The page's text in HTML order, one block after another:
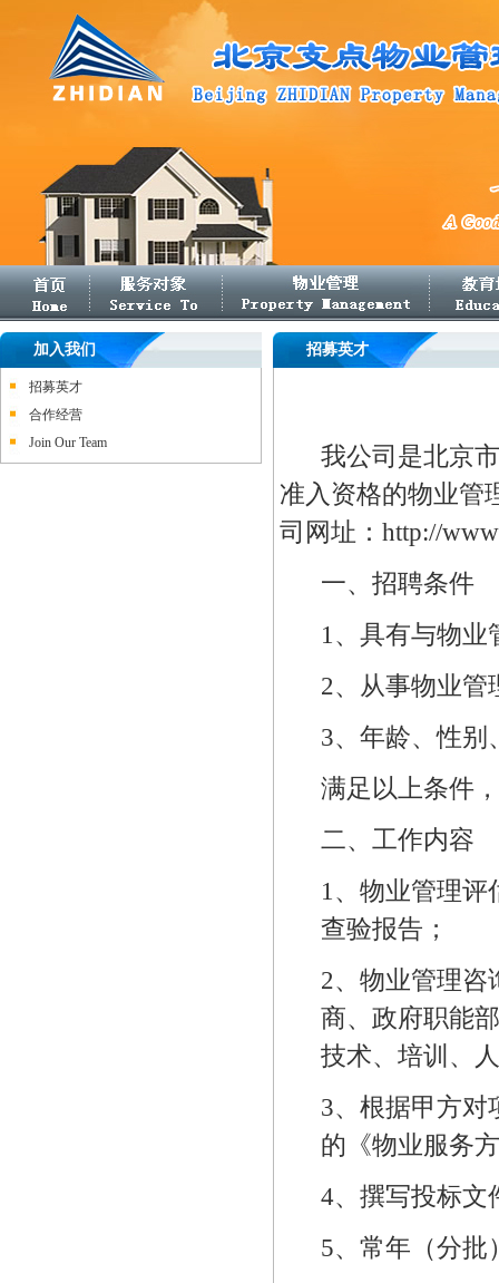
加入我们
招募英才
合作经营
Join Our Team
招募英才
我公司是北京
准入资格的物业管
司网址：http://
一、招聘条件
1、具有与物业
2、 从事物业管
3、年龄、性别
满足以上条件
二、工作内容
1、物业管理
查验报告；
2、物业管理咨
商、政府职能
技术、培训、
3、根据甲方对
的《物业服务
4、撰写投标文
5、常年（分批